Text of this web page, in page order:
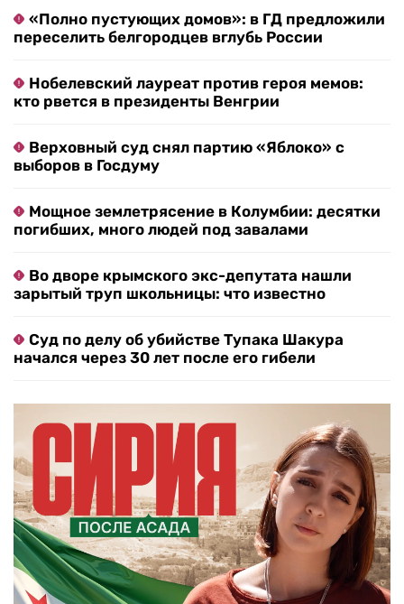
«Полно пустующих домов»: в ГД предложили
переселить белгородцев вглубь России
Нобелевский лауреат против героя мемов:
кто рвется в президенты Венгрии
Верховный суд снял партию «Яблоко» с
выборов в Госдуму
Мощное землетрясение в Колумбии: десятки
погибших, много людей под завалами
Во дворе крымского экс-депутата нашли
зарытый труп школьницы: что известно
Суд по делу об убийстве Тупака Шакура
начался через 30 лет после его гибели